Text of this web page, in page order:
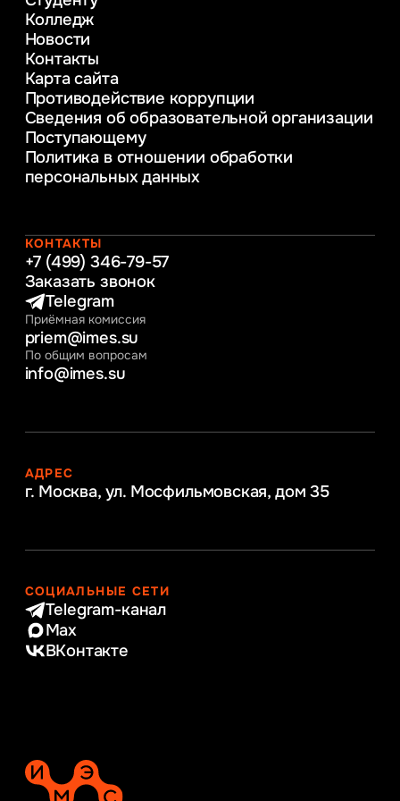
в образовании
Веб-дизайн
Управление инновационным развитием
предприятия
Уголовное право
Информационные технологии в бизнесе
Информационное и программное
обеспечение бизнес процессов
Управление человеческими ресурсами
Интернет-маркетинг
Колледж
Новости
Контакты
Карта сайта
Противодействие коррупции
Сведения об образовательной организации
Поступающему
Политика в отношении обработки
персональных данных
КОНТАКТЫ
+7 (499) 346-79-57
Заказать звонок
Telegram
Приёмная комиссия
priem@imes.su
По общим вопросам
info@imes.su
АДРЕС
г. Москва, ул. Мосфильмовская, дом 35
СОЦИАЛЬНЫЕ СЕТИ
Telegram-канал
Max
ВКонтакте